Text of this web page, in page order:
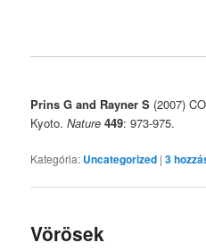
Prins G and Rayner S (2007)
Kyoto.Nature 449: 973-975.
Kategória: Uncategorized |3
Vörösek